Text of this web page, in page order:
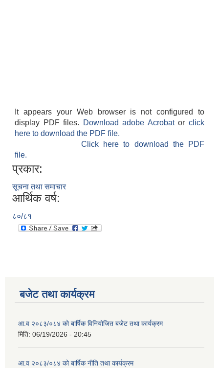
It appears your Web browser is not configured to
display PDF files.
Download adobe Acrobatorclick
here to download the PDF file.
Click here to download the PDF
file.
प्रकार:
सूचना तथा समाचार
आर्थिक वर्ष:
८०/८१
बजेट तथा कार्यक्रम
आ.व २०८३/०८४ को बार्षिक विनियोजित बजेट तथा कार्यक्रम
मिति: 06/19/2026 - 20:45
आ.व २०८३/०८४ को बार्षिक नीति तथा कार्यक्रम